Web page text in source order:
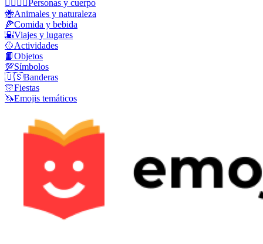
👩‍❤️‍💋‍👨Personas y cuerpo
🐝Animales y naturaleza
🍕Comida y bebida
🌇Viajes y lugares
🥎Actividades
📙Objetos
💯Símbolos
🇺🇸Banderas
🎊Fiestas
🦄Emojis temáticos